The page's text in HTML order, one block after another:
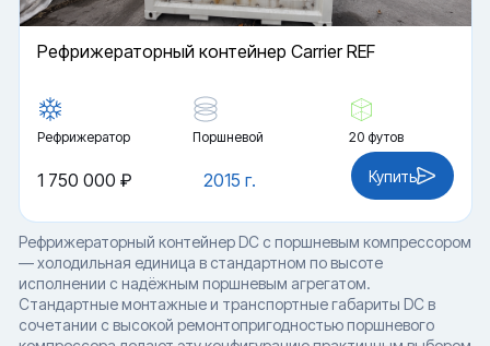
Рефрижераторный контейнер Carrier REF
Рефрижератор Поршневой 20 футов
2015 г.
1 750 000 ₽ Купить
Рефрижераторный контейнер DC с поршневым компрессором
— холодильная единица в стандартном по высоте
исполнении с надёжным поршневым агрегатом.
Стандартные монтажные и транспортные габариты DC в
сочетании с высокой ремонтопригодностью поршневого